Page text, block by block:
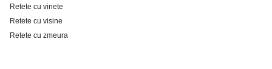
Retete cu vinete
Retete cu visine
Retete cu zmeura